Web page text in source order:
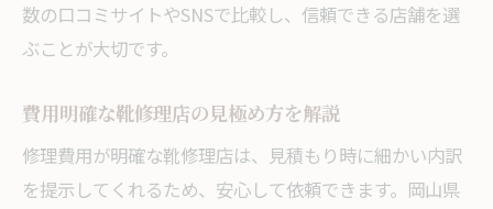
数の口コミサイトやSNSで比較し、信頼できる店舗を選
ぶことが大切です。
費用明確な靴修理店の見極め方を解説
修理費用が明確な靴修理店は、見積もり時に細かい内訳
を提示してくれるため、安心して依頼できます。岡山県